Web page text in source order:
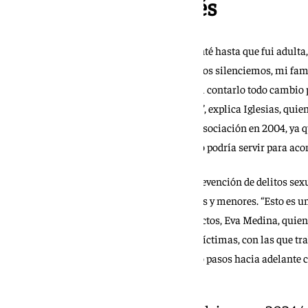
Un antes y un después
Como la mayoría de las víctimas, no lo conté hasta que fui
acompaña y hace que no lo contemos, que nos silenciemos, mi
complicado, muchas veces pensamos que al contarlo todo
todos los daños colaterales que te ha dejado”, explica Iglesias,
fueron los que avivaron la fundación de la asociación en 2004,
trabajo en equipo, el sufrimiento atravesado podría servir para
En Redime, el trabajo está enfocado en la prevención de delitos
dividen en el trabajo con los padres, docentes y menores. “Esto
las áreas”, asegura la coordinadora de proyectos, Eva Medina,
asociación es el de la rehabilitación de las víctimas, con las que
sesiones quincenales con las que van dando pasos hacia